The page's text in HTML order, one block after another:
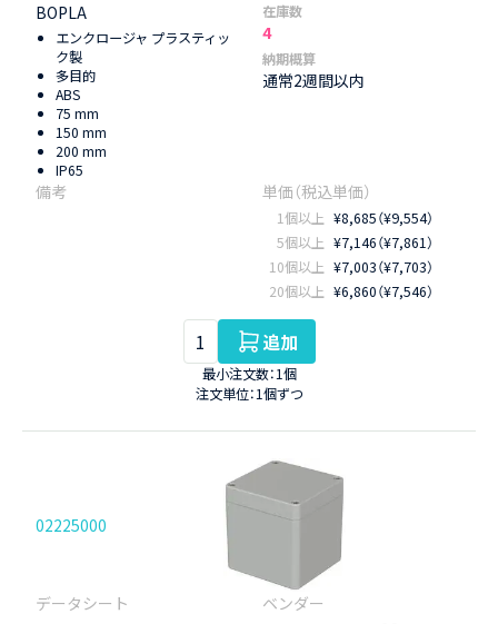
BOPLA
エンクロージャ プラスティッ
ク製
多目的
ABS
75 mm
150 mm
200 mm
IP65
在庫数
4
納期概算
通常2週間以内
1個以上 ¥8,685（¥9,554）
5個以上 ¥7,146（¥7,861）
10個以上 ¥7,003（¥7,703）
20個以上 ¥6,860（¥7,546）
追加
最小注文数：1個
注文単位：1個ずつ
02225000